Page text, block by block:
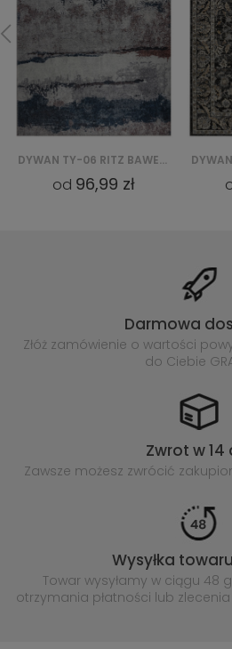
DYWAN BF-011 RITZ BAWEŁNIANY
od 96,99 zł
Darmowa
Złóż zamówienie o wartości
do Ciebie
Zwrot w 14
Zawsze możesz zwrócić
Wysyłka
Towar wysyłamy w ciągu 48
otrzymania płatności lub